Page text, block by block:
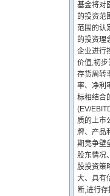
基金将对
的投资范
范围的认
的投资理
企业进行
价值,初
存货周转
率、净利
标相结合
(EV/
质的上市
牌、产品
期竞争壁
股东情况
股投资策
大、具有
断,进行